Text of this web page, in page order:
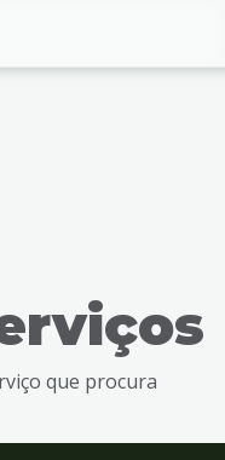
que procura